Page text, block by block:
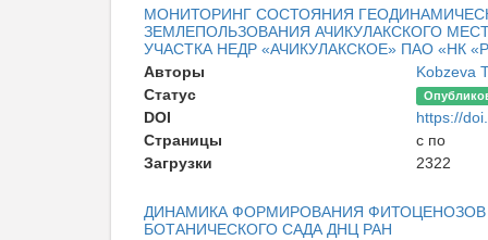
МОНИТОРИНГ СОСТОЯНИЯ
ЗЕМЛЕПОЛЬЗОВАНИЯ АЧИКУЛАКСКОГО
УЧАСТКА НЕДР «АЧИКУЛАКСКОЕ» ПАО «НК
Авторы
Kobzeva
Статус
DOI
https://
Страницы
с по
Загрузки
2322
ДИНАМИКА ФОРМИРОВАНИЯ
БОТАНИЧЕСКОГО САДА ДНЦ РАН